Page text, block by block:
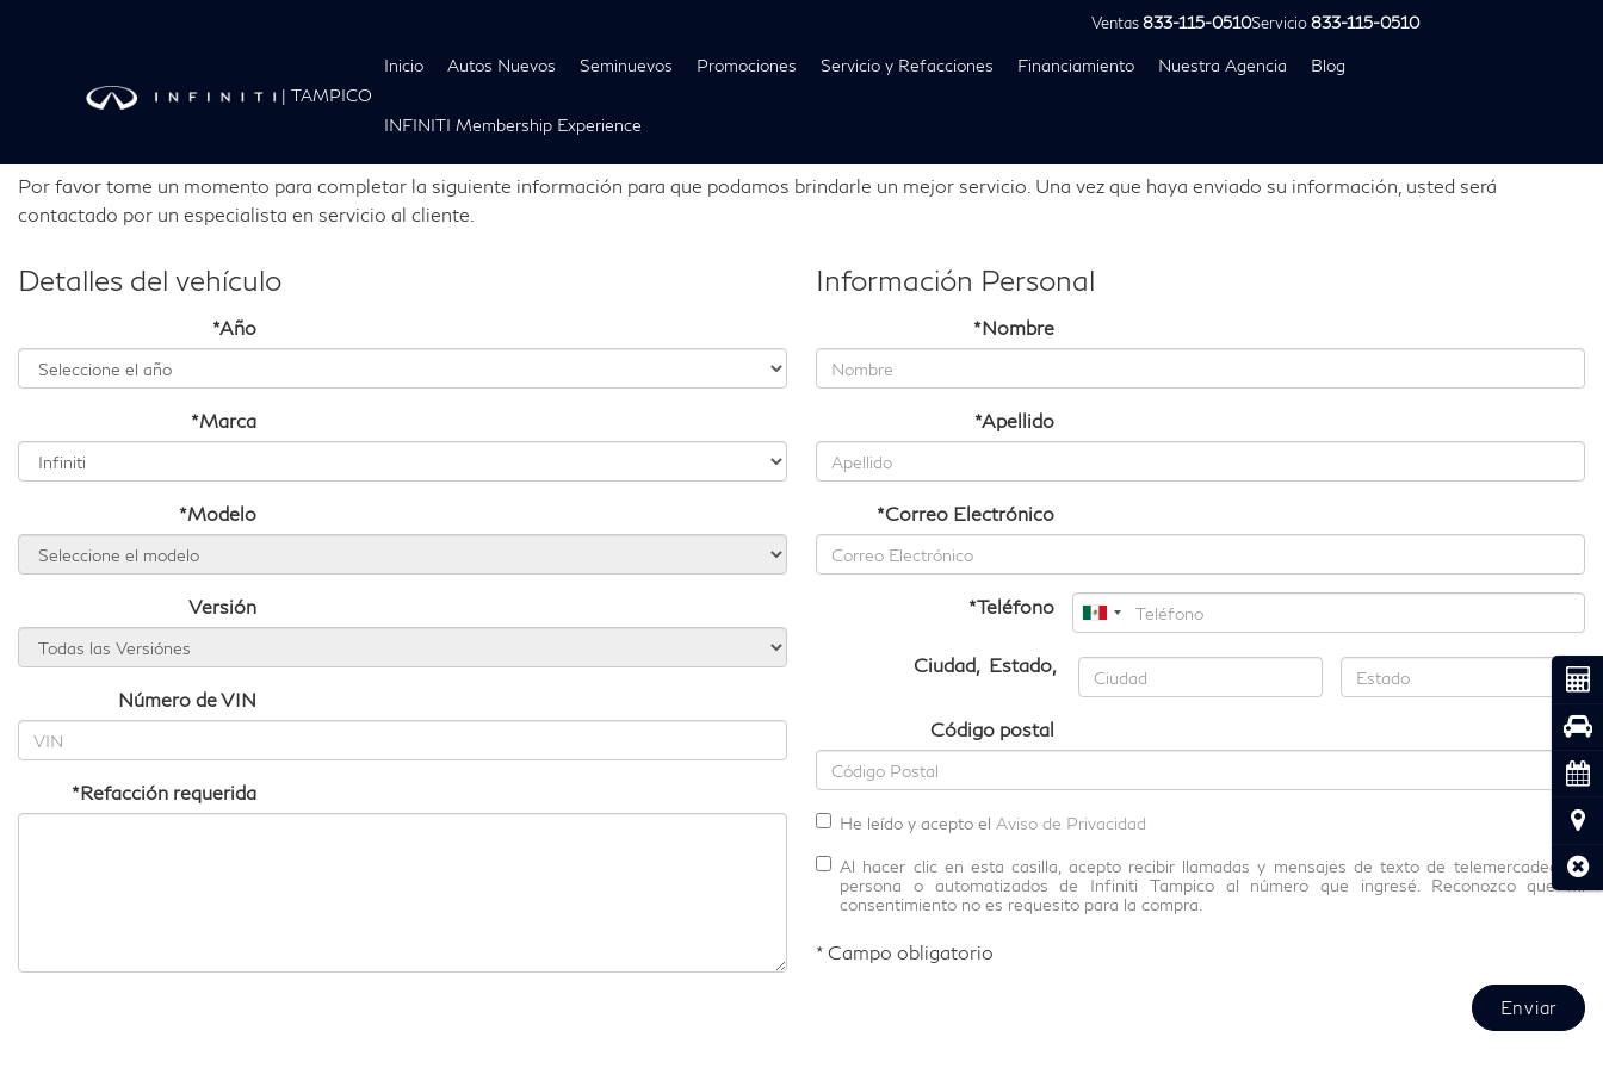
Ventas833-115-0510Servicio833-115-0510
| TAMPICO
Inicio Autos Nuevos Seminuevos Promociones Servicio y Refacciones Financiamiento Nuestra Agencia Blog
INFINITI Membership Experience
Refacciones Originales
Por favor tome un momento para completar la siguiente información para que podamos brindarle un mejor servicio. Una vez que haya enviado su información, usted será
contactado por un especialista en servicio al cliente.
Detalles del vehículo
*Año
*Marca
*Modelo
Versión
Número de VIN
*Refacción requerida
Información Personal
*Nombre
*Apellido
*Correo Electrónico
*Teléfono
Ciudad, Estado,
Código postal
He leído y acepto el Aviso de Privacidad
Al hacer clic en esta casilla, acepto recibir llamadas y mensajes de texto de telemercadeo en
persona o automatizados de Infiniti Tampico al número que ingresé. Reconozco que mi
consentimiento no es requesito para la compra.
* Campo obligatorio
Enviar